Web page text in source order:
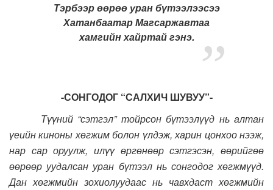
Тэрбээр өөрөө уран бүтээлээсээ
Хатанбаатар Магсаржавтаа
хамгийн хайртай гэнэ.
-СОНГОДОГ “САЛХИЧ ШУВУУ”-
Түүний “сэтгэл” тойрсон бүтээлүүд нь алтан
үеийн киноны хөгжим болон үлдэж, харин цонхоо нээж,
нар сар оруулж, илүү өргөнөөр сэтгэсэн, өөрийгөө
өөрөөр уудалсан уран бүтээл нь сонгодог хөгжмүүд.
Дан хөгжмийн зохиолуудаас нь чавхдаст хөгжмийн